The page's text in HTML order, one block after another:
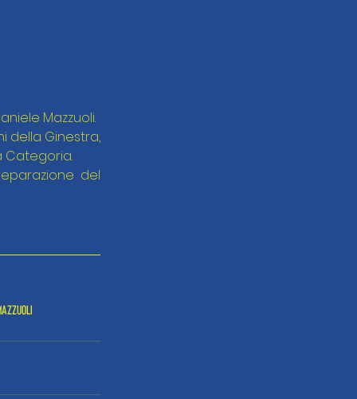
Mazzuoli.
della Ginestra,
Categoria.
del